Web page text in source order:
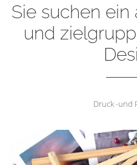
Sie suchen
und
Druck -und